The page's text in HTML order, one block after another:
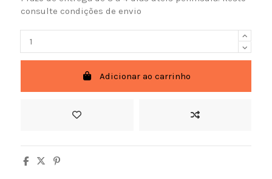
consulte condições de envio
Adicionar ao carrinho